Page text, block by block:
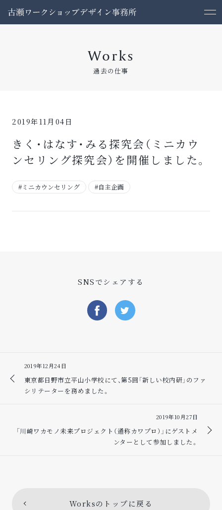
Works
過去の仕事
2019年11月04日
きく・はなす・みる探究会（ミニカウ
ンセリング探究会）を開催しました。
#ミニカウンセリング #自主企画
SNSでシェアする
2019年12月24日
東京都日野市立平山小学校にて、第5回「新しい校内研」のファ
シリテーターを務めました。
2019年10月27日
「川崎ワカモノ未来プロジェクト（通称カワプロ）」にゲストメ
ンターとして参加しました。
Worksのトップに戻る